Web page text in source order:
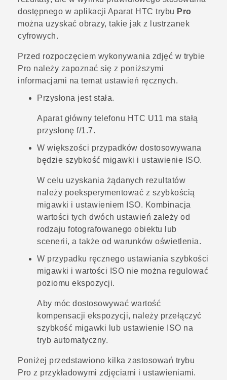
Urządzenia i akcesoria HTC
Zaloguj się
dostępnego w aplikacji AparatHTC trybu Pro
można uzyskać obrazy, takie jak z lustrzanek
cyfrowych.
Przed rozpoczęciem wykonywania zdjęć w trybie
Pro należy zapoznać się z poniższymi
informacjami na temat ustawień ręcznych.
Przysłona jest stała.
Aparat główny telefonu HTC U11 ma stałą
przysłonę f/1.7.
W większości przypadków dostosowywana
będzie szybkość migawki i ustawienie ISO.
W celu uzyskania żądanych rezultatów
należy poeksperymentować z szybkością
migawki i ustawieniem ISO. Kombinacja
wartości tych dwóch ustawień zależy od
rodzaju fotografowanego obiektu lub
scenerii, a także od warunków oświetlenia.
W przypadku ręcznego ustawiania szybkości
migawki i wartości ISO nie można regulować
poziomu ekspozycji.
Aby móc dostosowywać wartość
kompensacji ekspozycji, należy przełączyć
szybkość migawki lub ustawienie ISO na
tryb automatyczny.
Poniżej przedstawiono kilka zastosowań trybu
Pro z przykładowymi zdjęciami i ustawieniami.